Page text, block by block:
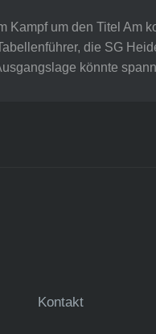
Kampf um den Titel Am
die SG
könnte
Kontakt